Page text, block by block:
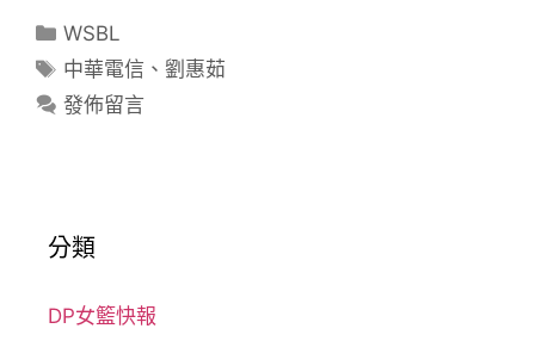
WSBL
中華電信 、 劉惠茹
發佈留言
分類
DP女籃快報